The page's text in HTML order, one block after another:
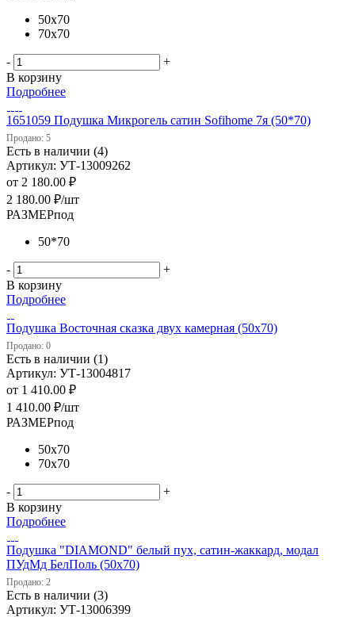
50х70
70х70
-
+
В корзину
Подробнее
1651059 Подушка Микрогель сатин Sofihome 7я (50*70)
Продано: 5
Есть в наличии (4)
Артикул: УТ-13009262
от 2 180.00 ₽
2 180.00 ₽/шт
РАЗМЕРпод
50*70
-
+
В корзину
Подробнее
Подушка Восточная сказка двух камерная (50х70)
Продано: 0
Есть в наличии (1)
Артикул: УТ-13004817
от 1 410.00 ₽
1 410.00 ₽/шт
РАЗМЕРпод
50х70
70х70
-
+
В корзину
Подробнее
Подушка "DIAMOND" белый пух, сатин-жаккард, модал
ПУдМд БелПоль (50х70)
Продано: 2
Есть в наличии (3)
Артикул: УТ-13006399